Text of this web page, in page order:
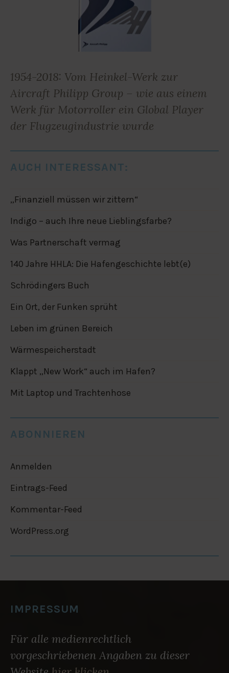
1954-2018: Vom Heinkel-Werk zur
Aircraft Philipp Group – wie aus einem
Werk für Motorroller ein Global Player
der Flugzeugindustrie wurde
AUCH INTERESSANT:
„Finanziell müssen wir zittern“
Indigo – auch Ihre neue Lieblingsfarbe?
Was Partnerschaft vermag
140 Jahre HHLA: Die Hafengeschichte lebt(e)
Schrödingers Buch
Ein Ort, der Funken sprüht
Leben im grünen Bereich
Wärmespeicherstadt
Klappt „New Work“ auch im Hafen?
Mit Laptop und Trachtenhose
ABONNIEREN
Anmelden
Eintrags-Feed
Kommentar-Feed
WordPress.org
IMPRESSUM
Für alle medienrechtlich
vorgeschriebenen Angaben zu dieser